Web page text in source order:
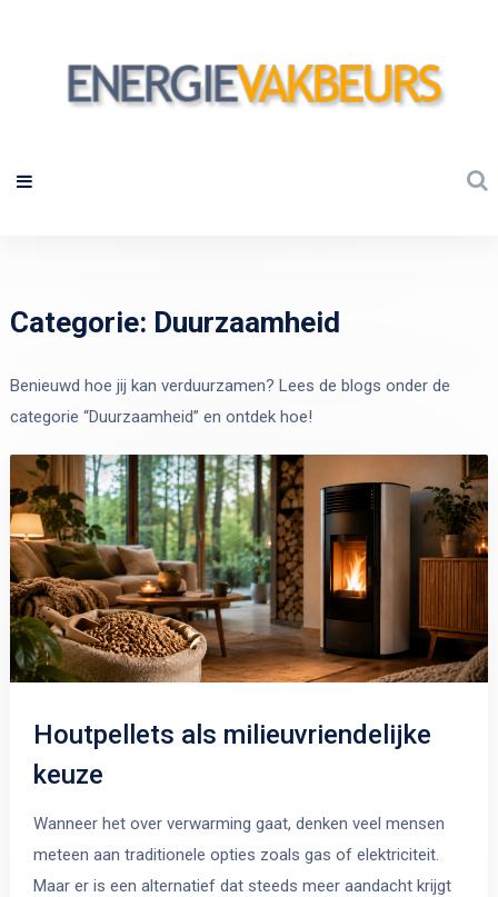
Categorie: Duurzaamheid
Benieuwd hoe jij kan verduurzamen? Lees de blogs onder de
categorie “Duurzaamheid” en ontdek hoe!
Houtpellets als milieuvriendelijke
keuze
Wanneer het over verwarming gaat, denken veel mensen
meteen aan traditionele opties zoals gas of elektriciteit.
Maar er is een alternatief dat steeds meer aandacht krijgt